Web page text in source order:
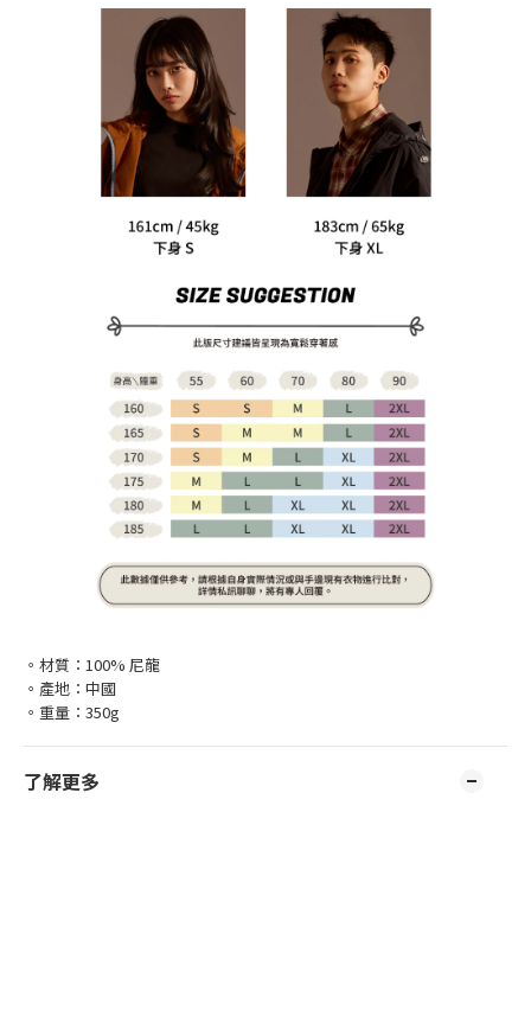
。材質：100% 尼龍
。產地：中國
。重量：350g
了解更多